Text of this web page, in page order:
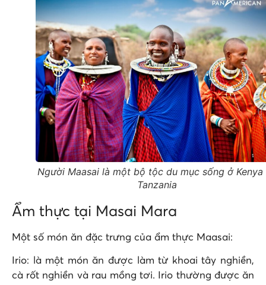
Người Maasai là một bộ tộc du mục sống ở Kenya
Tanzania
Ẩm thực tại Masai Mara
Một số món ăn đặc trưng của ẩm thực Maasai:
Irio: là một món ăn được làm từ khoai tây nghiền,
cà rốt nghiền và rau mồng tơi. Irio thường được ăn